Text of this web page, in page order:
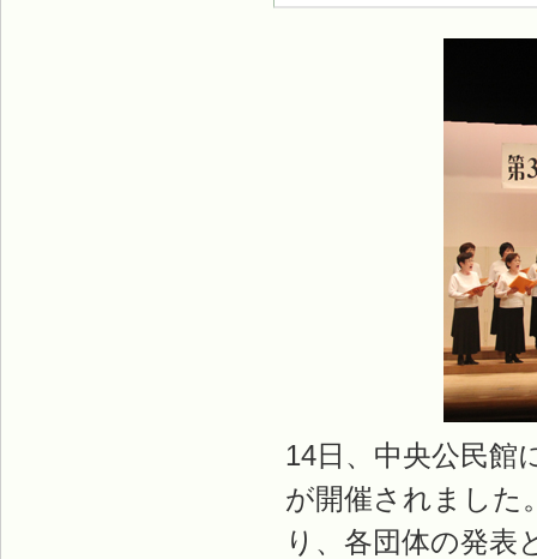
14日、中央公民館
が開催されました
り、各団体の発表